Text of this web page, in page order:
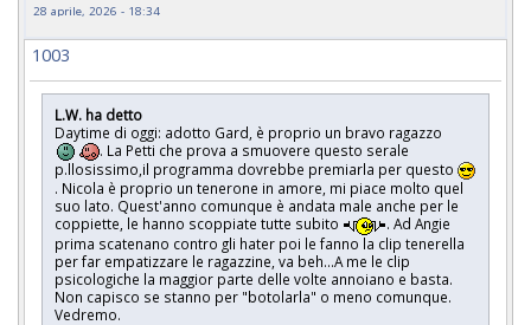
28 aprile, 2026 - 18:34
1003
L.W. ha detto
Daytime di oggi: adotto Gard, è proprio un bravo ragazzo
. La Petti che prova a smuovere questo serale
p.llosissimo,il programma dovrebbe premiarla per questo
. Nicola è proprio un tenerone in amore, mi piace molto quel
suo lato. Quest'anno comunque è andata male anche per le
coppiette, le hanno scoppiate tutte subito
. Ad Angie
prima scatenano contro gli hater poi le fanno la clip tenerella
per far empatizzare le ragazzine, va beh...A me le clip
psicologiche la maggior parte delle volte annoiano e basta.
Non capisco se stanno per "botolarla" o meno comunque.
Vedremo.